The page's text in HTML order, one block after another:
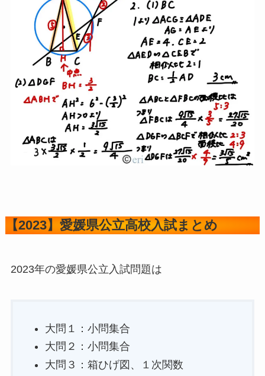
【2023】愛媛県公立高校入試まとめ
2023年の愛媛県公立入試問題は
大問１：小問集合
大問２：小問集合
大問３：箱ひげ図、１次関数